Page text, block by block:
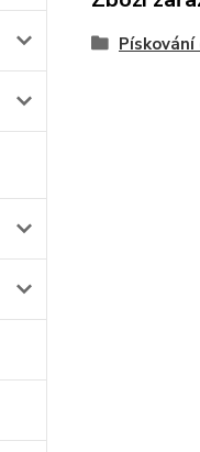
Pískování